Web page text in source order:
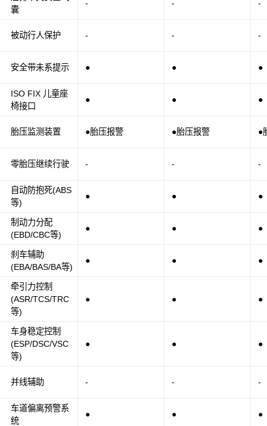
囊
被动行人保护
安全带未系提示
ISO FIX 儿童座
椅接口
胎压监测装置
零胎压继续行驶
自动防抱死(ABS
等)
制动力分配
(EBD/CBC等)
刹车辅助
(EBA/BAS/BA等)
牵引力控制
(ASR/TCS/TRC
等)
车身稳定控制
(ESP/DSC/VSC
等)
并线辅助
车道偏离预警系
统
- - -
- - -
● ● ●
● ● ●
●胎压报警 ●胎压报警 ●
- - -
● ● ●
● ● ●
● ● ●
● ● ●
● ● ●
- - -
● ● ●